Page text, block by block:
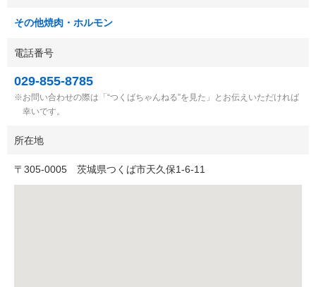
その他焼肉・ホルモン
電話番号
029-855-8785
お問い合わせの際は「“つくばちゃんねる”を見た」とお伝えいただければ
幸いです。
所在地
〒 305-0005 茨城県つくば市天久保1-6-11